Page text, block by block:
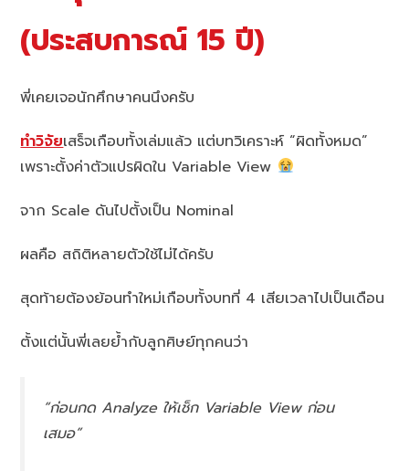
(ประสบการณ์ 15 ปี)
พี่เคยเจอนักศึกษาคนนึงครับ
ทำวิจัยเสร็จเกือบทั้งเล่มแล้ว แต่บทวิเคราะห์ “ผิดทั้งหมด”
เพราะตั้งค่าตัวแปรผิดใน Variable View
จาก Scale ดันไปตั้งเป็น Nominal
ผลคือ สถิติหลายตัวใช้ไม่ได้ครับ
สุดท้ายต้องย้อนทำใหม่เกือบทั้งบทที่ 4 เสียเวลาไปเป็นเดือน
ตั้งแต่นั้นพี่เลยย้ำกับลูกศิษย์ทุกคนว่า
“ก่อนกด Analyze ให้เช็ก Variable View ก่อน
เสมอ”